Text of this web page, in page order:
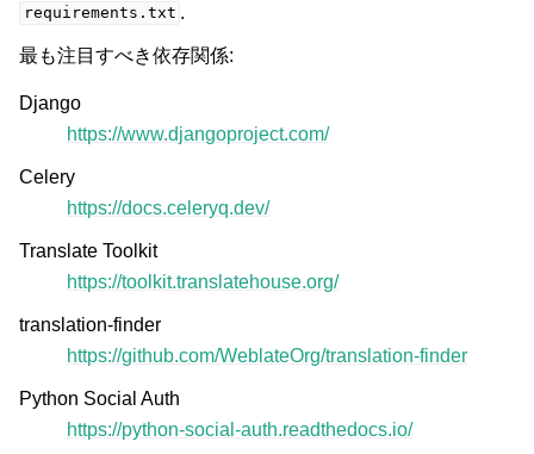
requirements.txt .
最も注目すべき依存関係:
Django
https://www.djangoproject.com/
Celery
https://docs.celeryq.dev/
Translate Toolkit
https://toolkit.translatehouse.org/
translation-finder
https://github.com/WeblateOrg/translation-finder
Python Social Auth
https://python-social-auth.readthedocs.io/